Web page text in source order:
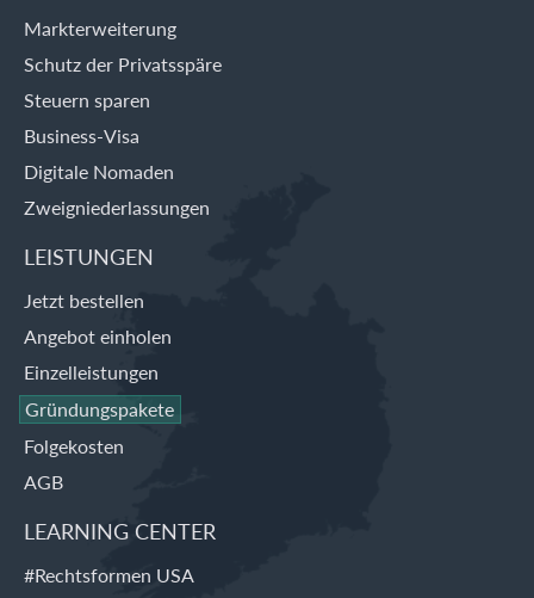
Markterweiterung
Schutz der Privatsspäre
Steuern sparen
Business-Visa
Digitale Nomaden
Zweigniederlassungen
LEISTUNGEN
Jetzt bestellen
Angebot einholen
Einzelleistungen
Gründungspakete
Folgekosten
AGB
LEARNING CENTER
#Rechtsformen USA